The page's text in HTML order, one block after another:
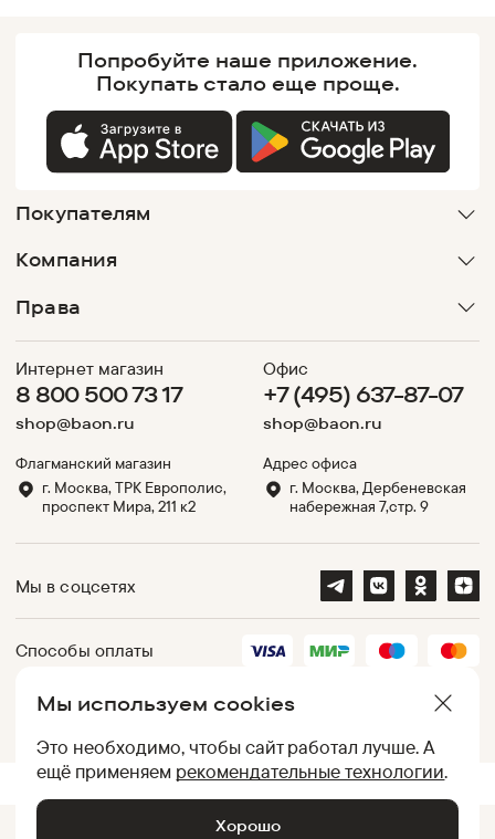
Мы используем cookies
Это необходимо, чтобы сайт работал лучше. А
ещё применяем рекомендательные технологии.
Хорошо
Попробуйте наше приложение.
Покупатьстало еще проще.
Покупателям
Компания
Права
Интернет магазин
8 800 500 73 17
shop@baon.ru
Флагманский магазин
г. Москва, ТРК Европолис,
проспект Мира, 211 к2
Офис
+7 (495) 637-87-07
shop@baon.ru
Адрес офиса
г. Москва, Дербеневская
набережная 7,стр. 9
Мы в соцсетях
Способы оплаты
Партнеры
UID:050012AC33B4776A7B0004B5028DE30B
76fd6bc05dcc